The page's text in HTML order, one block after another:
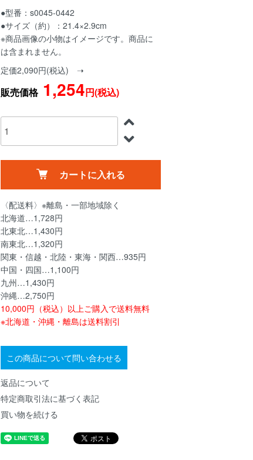
●型番：s0045-0442
●サイズ（約）：21.4×2.9cm
※商品画像の小物はイメージです。商品に
は含まれません。
定価2,090円(税込) ➝
販売価格1,254円(税込)
カートに入れる
〈配送料〉※離島・一部地域除く
北海道…1,728円
北東北…1,430円
南東北…1,320円
関東・信越・北陸・東海・関西…935円
中国・四国…1,100円
九州…1,430円
沖縄…2,750円
10,000円（税込）以上ご購入で送料無料
※北海道・沖縄・離島は送料割引
この商品について問い合わせる
返品について
特定商取引法に基づく表記
買い物を続ける